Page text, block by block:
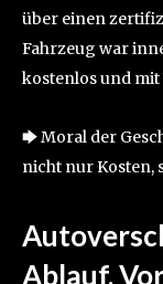
über einen
Fahrzeug war
kostenlos und
🡆 Moral der
nicht nur Kosten,
Ablauf,